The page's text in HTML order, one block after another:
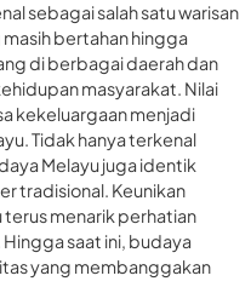
sebagai salah satu warisan
bertahan hingga
di berbagai daerah dan
masyarakat. Nilai
kekeluargaan menjadi
Tidak hanya terkenal
Melayu juga identik
tradisional. Keunikan
menarik perhatian
saat ini, budaya
yang membanggakan